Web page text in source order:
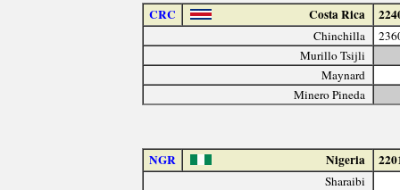
CRC Costa Rica
Chinchilla
Murillo Tsijli
Maynard
Minero Pineda
NGR Nigeria
Sharaibi